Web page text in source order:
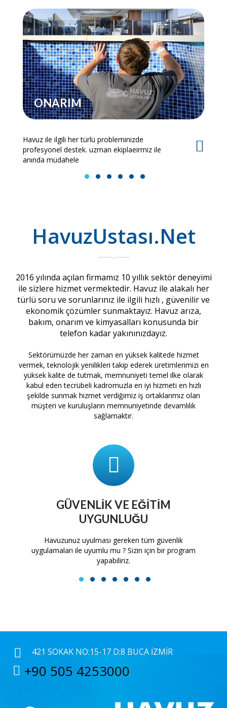
ONARIM
Havuz ile ilgili her türlü probleminizde
profesyonel destek. uzman ekiplaeirmiz ile
anında müdahele
1 2 3 4 5 6
HavuzUstası.Net
2016 yılında açılan firmamız 10 yıllık sektör deneyimi
ile sizlere hizmet vermektedir. Havuz ile alakalı her
türlü soru ve sorunlarınız ile ilgili hızlı , güvenilir ve
ekonomik çözümler sunmaktayız. Havuz arıza,
bakım, onarım ve kimyasalları konusunda bir
telefon kadar yakınınızdayız.
Sektörümüzde her zaman en yüksek kalitede hizmet
vermek, teknolojik yenilikleri takip ederek üretimlerimizi en
yüksek kalite de tutmak, memnuniyeti temel ilke olarak
kabul eden tecrübeli kadromuzla en iyi hizmeti en hızlı
şekilde sunmak hizmet verdiğimiz iş ortaklarımız olan
müşteri ve kuruluşların memnuniyetinde devamlılık
sağlamaktır.
GÜVENLIK VE EĞITIM
UYGUNLUĞU
Havuzunuz uyulması gereken tüm güvenlik
uygulamaları ile uyumlu mu ? Sizin için bir program
yapabiliriz.
1 2 3 4 5 6 7
421 SOKAK NO:15-17 D:8 BUCA İZMIR
+90 505 4253000